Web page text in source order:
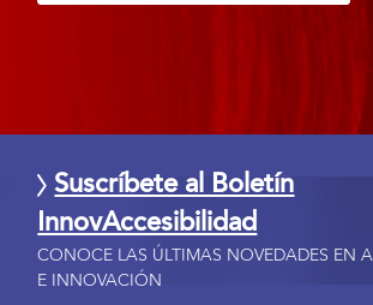
Suscríbete al Boletín
InnovAccesibilidad
CONOCE LAS ÚLTIMAS NOVEDADES EN
E INNOVACIÓN